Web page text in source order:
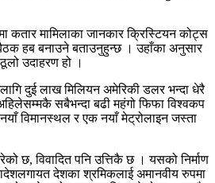
कतार मामिलाका जानकार क्रिस्टियन कोट्स
हब बनाउने बताउनुहुन्छ । उहाँका अनुसार
उदाहरण हो ।
दुई लाख मिलियन अमेरिकी डलर भन्दा धेरै
सबैभन्दा बढी महंगो फिफा विश्वकप
विमानस्थल र एक नयाँ मेट्रोलाइन जस्ता
छ, विवादित पनि उत्तिकै छ । यसको निर्माण
देशका श्रमिकलाई अमानवीय रुपमा